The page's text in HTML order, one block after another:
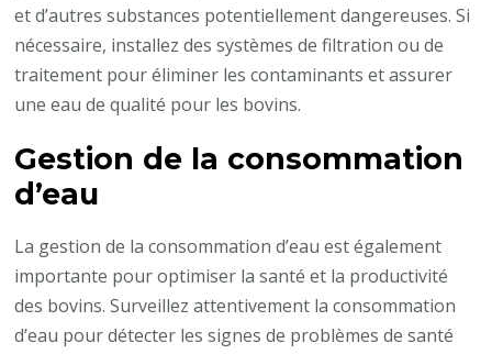
et d’autres substances potentiellement dangereuses. Si
nécessaire, installez des systèmes de filtration ou de
traitement pour éliminer les contaminants et assurer
une eau de qualité pour les bovins.
Gestion de la consommation
d’eau
La gestion de la consommation d’eau est également
importante pour optimiser la santé et la productivité
des bovins. Surveillez attentivement la consommation
d’eau pour détecter les signes de problèmes de santé